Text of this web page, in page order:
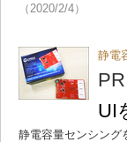
（2020/2/4）
静電
PR
UI
静電容量センシング